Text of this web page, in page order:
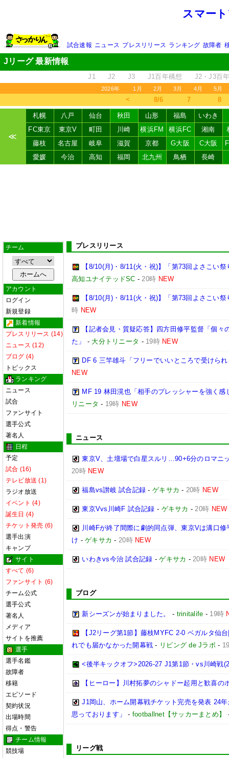
スマー
試合速報 ニュース プレスリリース ランキング 故障者
Jリーグ 最新情報
J1 J2 J3 J1百年構想 J2・J3百
2026年 1月 2月 3月 4月 5月
＜ 8/6 7 8
≪
札幌 八戸 仙台 秋田 山形 福島
いわき
FC東京
東京V 町田 川崎 横浜FM 横浜FC 湘南
藤枝
名古屋 岐阜 滋賀 京都 G大阪 C大阪
愛媛
今治 高知 福岡 北九州 鳥栖 長崎
チーム
アカウント
ログイン
新規登録
新着情報
プレスリリース (14)
ニュース (12)
ブログ (4)
トピックス
ランキング
ニュース
試合
ファンサイト
選手公式
著名人
日程
予定
試合 (16)
テレビ放送 (1)
ラジオ放送
イベント (4)
誕生日 (4)
チケット発売 (6)
選手出演
キャンプ
サイト
すべて (6)
ファンサイト (6)
チーム公式
選手公式
著名人
メディア
サイトを推薦
選手
選手名鑑
故障者
移籍
エピソード
契約状況
出場時間
得点・警告
チーム情報
競技場
プレスリリース
【8/10(月)・8/11(火・祝)】「第73回よさこい
高知ユナイテッドSC -20時 NEW
【8/10(月)・8/11(火・祝)】「第73回よさこい
時 NEW
【記者会見・質疑応答】四方田修平監督「個
た」
- 大分トリニータ - 19時 NEW
DF 6 三竿雄斗「フリーでいいところで受けら
NEW
MF 19 林田滉也「相手のプレッシャーを強く
リニータ - 19時 NEW
ニュース
東京V、土壇場で白星スルリ…90+6分のロマニ
20時 NEW
福島vs讃岐 試合記録 -ゲキサカ - 20時 NEW
東京Vvs川崎F 試合記録 - ゲキサカ -20時 NEW
川崎Fが終了間際に劇的同点弾、東京Vは溝口
け -ゲキサカ - 20時 NEW
いわきvs今治 試合記録 -ゲキサカ -20時 NEW
ブログ
新シーズンが始まりました。 - trinitalife - 19時
【J2リーグ第1節】藤枝MYFC 2-0 ベガルタ仙
れでも届かなかった開幕戦 - リビング de Jラボ-
<後半キックオフ>2026-27 J1第1節・vs川崎戦
【ヒーロー】川村拓夢のシャドー起用と歓喜の
J1岡山、ホーム開幕戦チケット完売を発表 24
思っております」
- footballnet【サッカーまとめ】
リーグ戦